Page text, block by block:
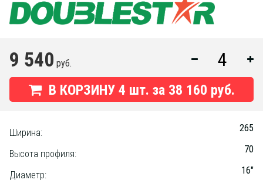
9 540 руб.
В КОРЗИНУ 4 шт. за 38 160 руб.
Ширина: 265
Высота профиля: 70
Диаметр: 16"